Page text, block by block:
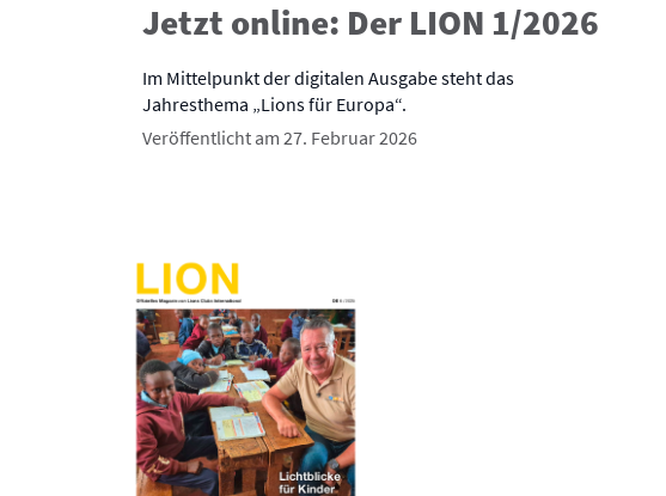
Jetzt online: Der LION 1/2026
Im Mittelpunkt der digitalen Ausgabe steht das
Jahresthema „Lions für Europa“.
Veröffentlicht am 27. Februar 2026